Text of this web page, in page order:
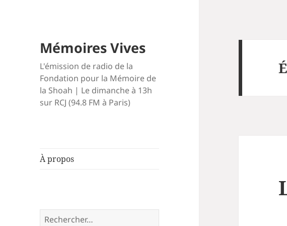
Mémoires Vives
L'émission de radio de la
Fondation pour la Mémoire de
la Shoah | Le dimanche à 13h
sur RCJ (94.8 FM à Paris)
À propos
Rechercher :